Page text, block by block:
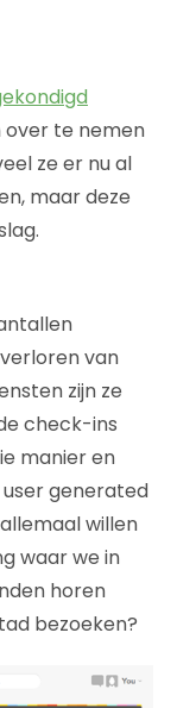
over te nemen
ze er nu al
maar deze
van
zijn ze
check-ins
manier en
generated
willen
waar we in
horen
bezoeken?